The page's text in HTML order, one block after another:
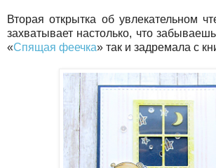
Вторая открытка об увлекательном
захватывает настолько, что
«Спящая феечка» так и задремала с